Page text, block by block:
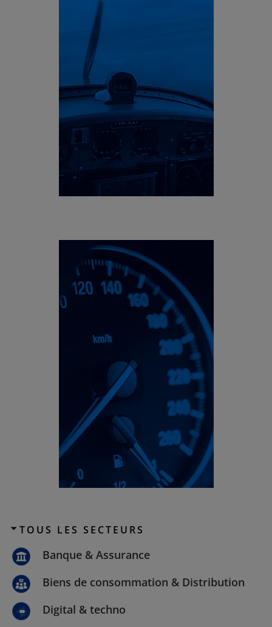
Aéronautique
Automobile
TOUS LES SECTEURS
Banque & Assurance
Biens de consommation & Distribution
Digital & techno